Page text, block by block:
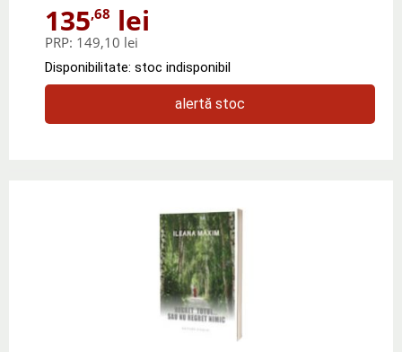
135,68 lei
PRP: 149,10 lei
Disponibilitate: stoc indisponibil
alertă stoc